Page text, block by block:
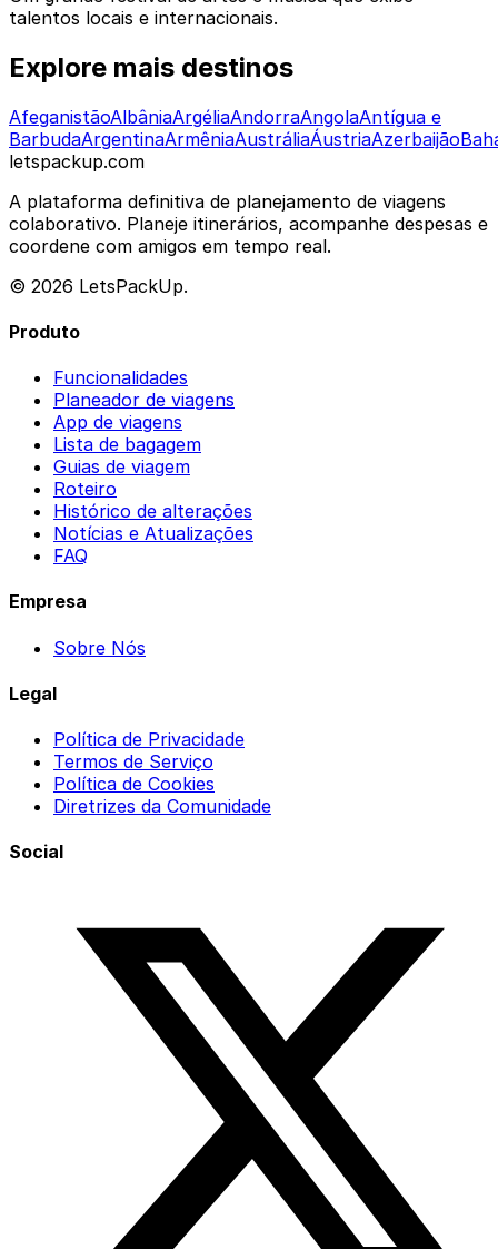
talentos locais e internacionais.
Explore mais destinos
AfeganistãoAlbâniaArgéliaAndorraAngolaAntígua e
BarbudaArgentinaArmêniaAustráliaÁustriaAzerbaijão
letspackup.com
A plataforma definitiva de planejamento de viagens
colaborativo. Planeje itinerários, acompanhe despesas e
coordene com amigos em tempo real.
© 2026 LetsPackUp.
Produto
Funcionalidades
Planeador de viagens
App de viagens
Lista de bagagem
Guias de viagem
Roteiro
Histórico de alterações
Notícias e Atualizações
FAQ
Empresa
Sobre Nós
Legal
Política de Privacidade
Termos de Serviço
Política de Cookies
Diretrizes da Comunidade
Social